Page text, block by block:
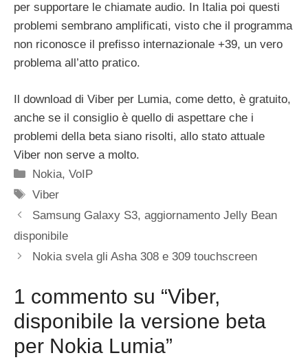
per supportare le chiamate audio. In Italia poi questi
problemi sembrano amplificati, visto che il programma
non riconosce il prefisso internazionale +39, un vero
problema all’atto pratico.
Il download di Viber per Lumia, come detto, è gratuito,
anche se il consiglio è quello di aspettare che i
problemi della beta siano risolti, allo stato attuale
Viber non serve a molto.
Categorie
Nokia,VoIP
Tag
Viber
Samsung Galaxy S3, aggiornamento Jelly Bean
disponibile
Nokia svela gli Asha 308 e 309 touchscreen
1 commento su “Viber,
disponibile la versione beta
per Nokia Lumia”